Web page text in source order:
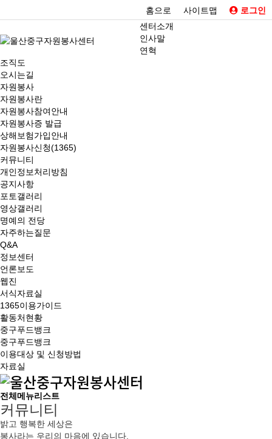
홈으로 사이트맵
로그인
센터소개
인사말
연혁
조직도
오시는길
자원봉사
자원봉사란
자원봉사참여안내
자원봉사증 발급
상해보험가입안내
자원봉사신청(1365)
커뮤니티
개인정보처리방침
공지사항
포토갤러리
영상갤러리
명예의 전당
자주하는질문
Q&A
정보센터
언론보도
웹진
서식자료실
1365이용가이드
활동처현황
중구푸드뱅크
중구푸드뱅크
이용대상 및 신청방법
자료실
전체메뉴리스트
커뮤니티
밝고 행복한 세상은
봉사라는 우리의 마음에 있습니다.